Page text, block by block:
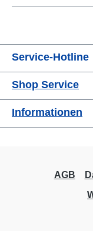
Service-Hotline
Shop Service
Informationen
AGB